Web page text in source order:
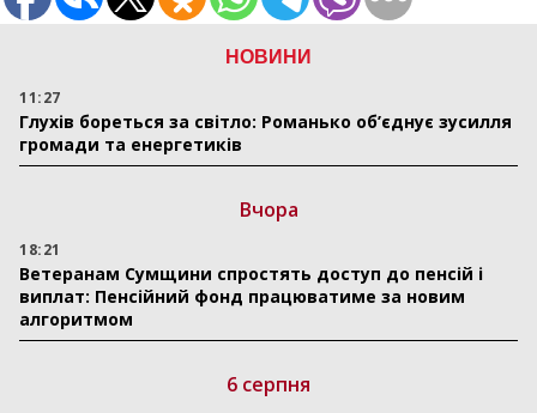
НОВИНИ
11:27
Глухів бореться за світло: Романько об’єднує зусилля
громади та енергетиків
Вчора
18:21
Ветеранам Сумщини спростять доступ до пенсій і
виплат: Пенсійний фонд працюватиме за новим
алгоритмом
6 серпня